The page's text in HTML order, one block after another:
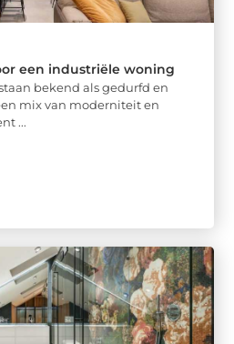
een industriële woning
​​bekend als gedurfd en
mix van moderniteit en
...